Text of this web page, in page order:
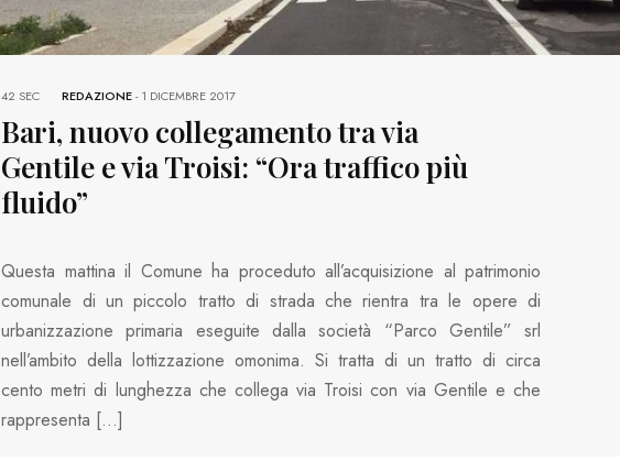
REDAZIONE-1 DICEMBRE 2017
42 SEC
Bari, nuovo collegamento tra via
Gentile e via Troisi: “Ora traffico più
fluido”
Questa mattina il Comune ha proceduto all’acquisizione al patrimonio
comunale di un piccolo tratto di strada che rientra tra le opere di
urbanizzazione primaria eseguite dalla società “Parco Gentile” srl
nell’ambito della lottizzazione omonima. Si tratta di un tratto di circa
cento metri di lunghezza che collega via Troisi con via Gentile e che
rappresenta […]